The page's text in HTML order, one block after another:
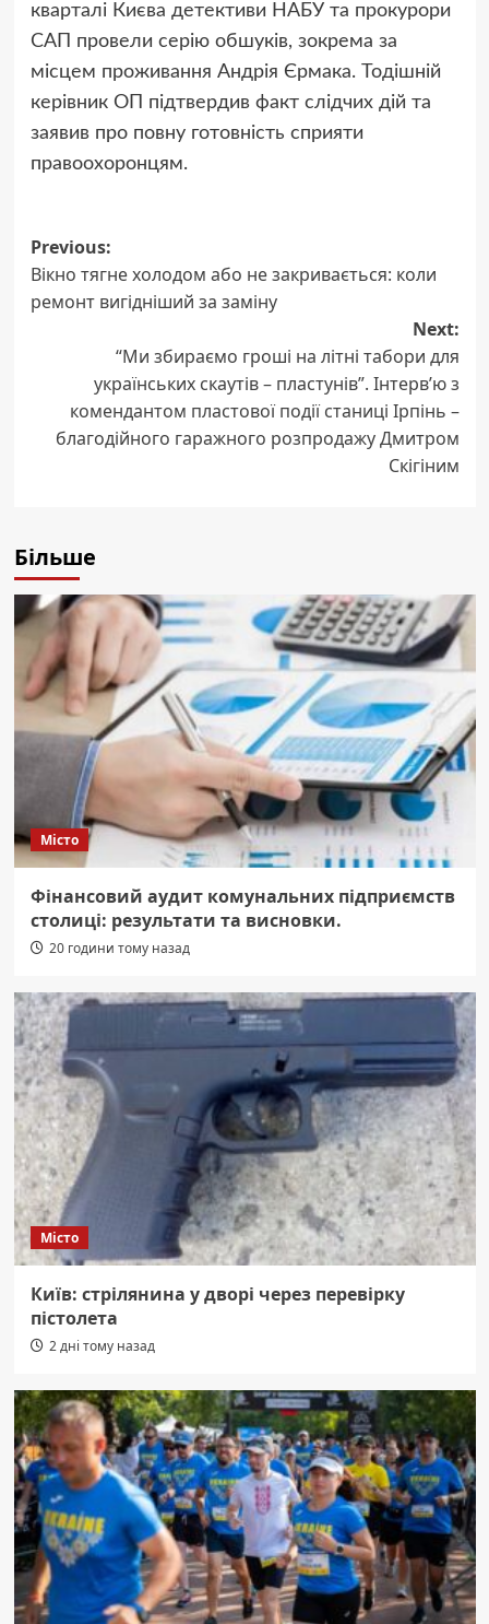
кварталі Києва детективи НАБУ та прокурори
САП провели серію обшуків, зокрема за
місцем проживання Андрія Єрмака. Тодішній
керівник ОП підтвердив факт слідчих дій та
заявив про повну готовність сприяти
правоохоронцям.
Post
navigation
Previous:
Вікно тягне холодом або не закривається: коли
ремонт вигідніший за заміну
Next:
“Ми збираємо гроші на літні табори для
українських скаутів – пластунів”. Інтерв’ю з
комендантом пластової події станиці Ірпінь –
благодійного гаражного розпродажу Дмитром
Скігіним
Більше
Місто
Фінансовий аудит комунальних підприємств
столиці: результати та висновки.
20 години тому назад
Місто
Київ: стрілянина у дворі через перевірку
пістолета
2 дні тому назад